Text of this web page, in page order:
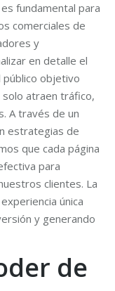
fundamental para
comerciales de
y
en detalle el
público objetivo
atraen tráfico,
A través de un
estrategias de
que cada página
para
clientes. La
única
y generando
de